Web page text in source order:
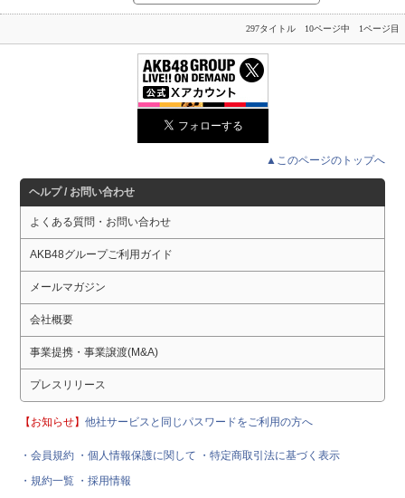
297タイトル 10ページ中 1ページ目
▲このページのトップへ
ヘルプ / お問い合わせ
よくある質問・お問い合わせ
AKB48グループご利用ガイド
メールマガジン
会社概要
事業提携・事業譲渡(M&A)
プレスリリース
【お知らせ】他社サービスと同じパスワードをご利用の方へ
・会員規約 ・個人情報保護に関して
・特定商取引法に基づく表示
・規約一覧 ・採用情報